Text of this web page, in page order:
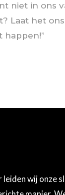
niet in ons
Laat het
happen!”
leiden wij onze